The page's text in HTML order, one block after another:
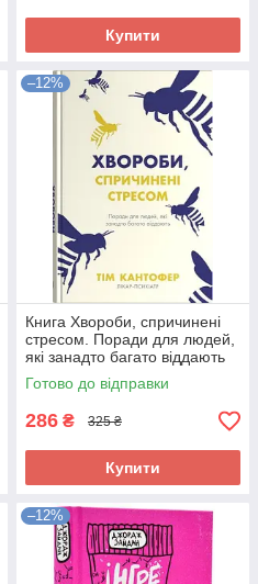
Купити
–12%
Книга Хвороби, спричинені
стресом. Поради для людей,
які занадто багато віддають
303582
Готово до відправки
286 ₴ 325 ₴
Купити
–12%